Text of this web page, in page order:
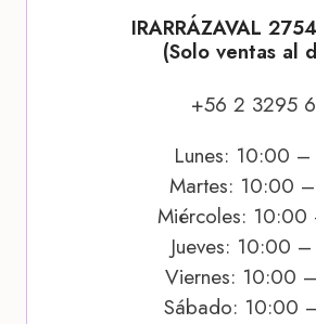
IRARRÁZAVAL
(Solo ventas al
+56 2 3295
Lunes: 10:00
Martes: 10:00
Miércoles: 10:00
Jueves: 10:00
Viernes: 10:00
Sábado: 10:00